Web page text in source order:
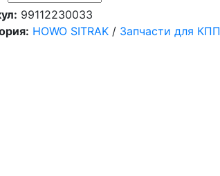
99112230033
HOWO SITRAK / Запчасти для КПП